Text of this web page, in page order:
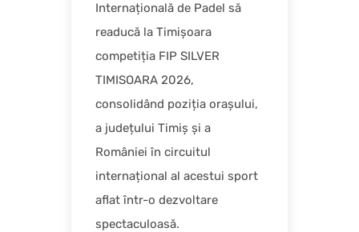
Internațională de Padel să
readucă la Timișoara
competiția FIP SILVER
TIMISOARA 2026,
consolidând poziția orașului,
a județului Timiș și a
României în circuitul
internațional al acestui sport
aflat într-o dezvoltare
spectaculoasă.